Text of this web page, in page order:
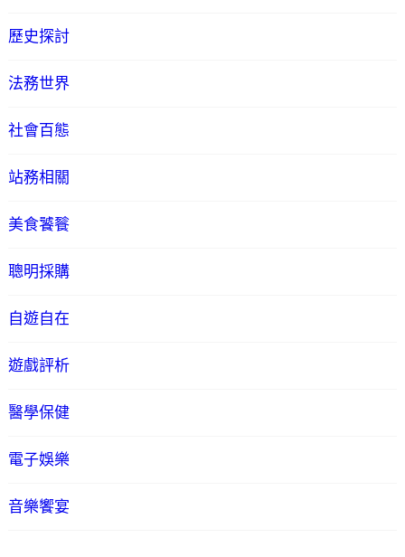
歷史探討
法務世界
社會百態
站務相關
美食饕餮
聰明採購
自遊自在
遊戲評析
醫學保健
電子娛樂
音樂饗宴